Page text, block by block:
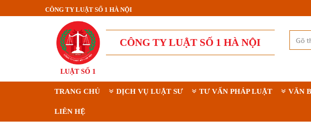
CÔNG TY LUẬT SỐ 1 HÀ NỘI
LUẬT SỐ 1
CÔNG TY LUẬT SỐ 1 HÀ NỘI
TRANG CHỦ DỊCH VỤ LUẬT SƯ TƯ VẤN PHÁP LUẬT VĂN
LIÊN HỆ